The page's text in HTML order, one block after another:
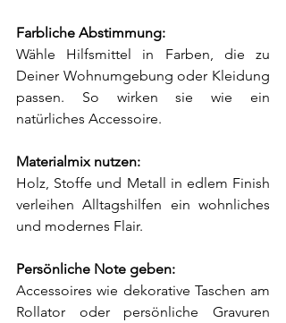
Farbliche Abstimmung:
Wähle Hilfsmittel in Farben, die zu
Deiner Wohnumgebung oder Kleidung
passen. So wirken sie wie ein
natürliches Accessoire.
Materialmix nutzen:
Holz, Stoffe und Metall in edlem Finish
verleihen Alltagshilfen ein wohnliches
und modernes Flair.
Persönliche Note geben:
Accessoires wie dekorative Taschen am
Rollator oder persönliche Gravuren